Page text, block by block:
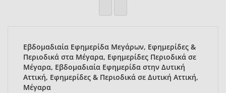
Εβδομαδιαία Εφημερίδα Μεγάρων, Εφημερίδες &
Περιοδικά στα Μέγαρα, Εφημερίδες Περιοδικά σε
Μέγαρα, Εβδομαδιαία Εφημερίδα στην Δυτική
Αττική, Εφημερίδες & Περιοδικά σε Δυτική Αττική,
Μέγαρα